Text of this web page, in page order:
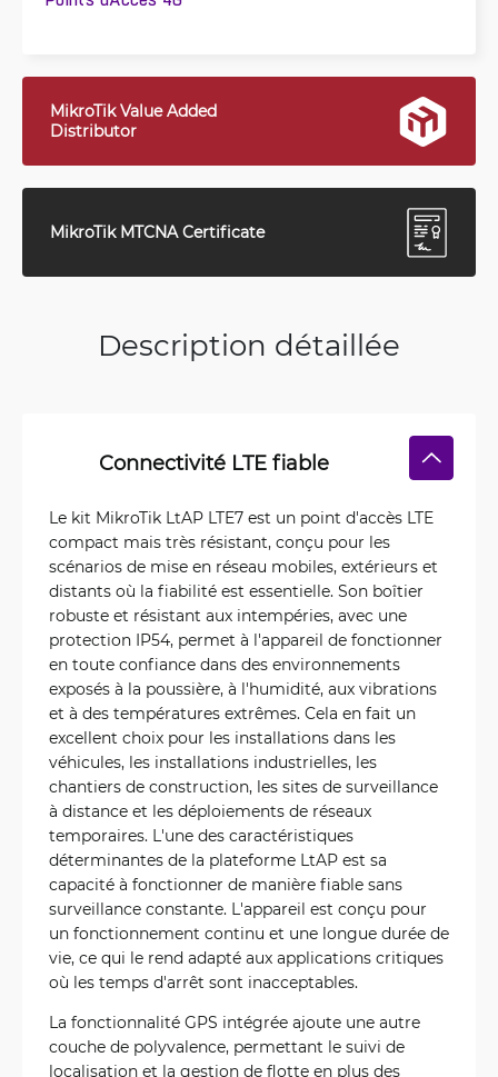
MikroTik Value Added
Distributor
MikroTik MTCNA Certificate
Description détaillée
Connectivité LTE fiable
Le kit MikroTik LtAP LTE7 est un point d'accès LTE
compact mais très résistant, conçu pour les
scénarios de mise en réseau mobiles, extérieurs et
distants où la fiabilité est essentielle. Son boîtier
robuste et résistant aux intempéries, avec une
protection IP54, permet à l'appareil de fonctionner
en toute confiance dans des environnements
exposés à la poussière, à l'humidité, aux vibrations
et à des températures extrêmes. Cela en fait un
excellent choix pour les installations dans les
véhicules, les installations industrielles, les
chantiers de construction, les sites de surveillance
à distance et les déploiements de réseaux
temporaires. L'une des caractéristiques
déterminantes de la plateforme LtAP est sa
capacité à fonctionner de manière fiable sans
surveillance constante. L'appareil est conçu pour
un fonctionnement continu et une longue durée de
vie, ce qui le rend adapté aux applications critiques
où les temps d'arrêt sont inacceptables.
La fonctionnalité GPS intégrée ajoute une autre
couche de polyvalence, permettant le suivi de
localisation et la gestion de flotte en plus des